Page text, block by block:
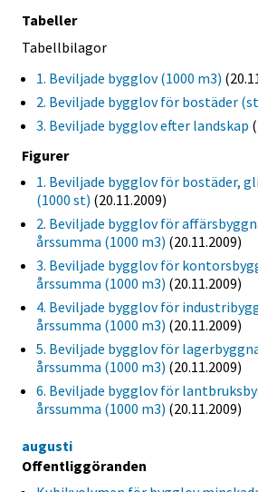
Tabeller
Tabellbilagor
1. Beviljade bygglov (1000 m3)
2. Beviljade bygglov för bostäder
3. Beviljade bygglov efter landskap
Figurer
1. Beviljade bygglov för bostäder,
(1000 st) (20.11.2009)
2. Beviljade bygglov för
årssumma (1000 m3) (20.11.2009)
3. Beviljade bygglov för
årssumma (1000 m3) (20.11.2009)
4. Beviljade bygglov för
årssumma (1000 m3) (20.11.2009)
5. Beviljade bygglov för
årssumma (1000 m3) (20.11.2009)
6. Beviljade bygglov för
årssumma (1000 m3) (20.11.2009)
augusti
Offentliggöranden